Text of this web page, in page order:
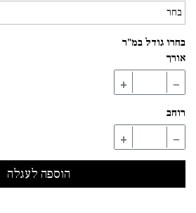
בחרו גודל במ"ר
אורך
−
+
רוחב
−
+